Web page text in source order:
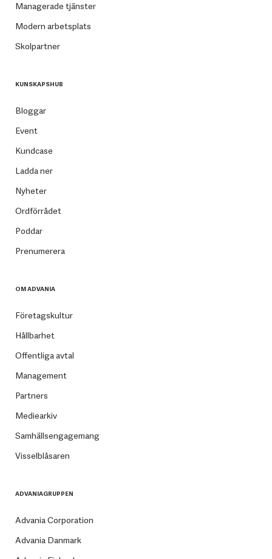
Managerade tjänster
Modern arbetsplats
Skolpartner
KUNSKAPSHUB
Bloggar
Event
Kundcase
Ladda ner
Nyheter
Ordförrådet
Poddar
Prenumerera
OM ADVANIA
Företagskultur
Hållbarhet
Offentliga avtal
Management
Partners
Mediearkiv
Samhällsengagemang
Visselblåsaren
ADVANIAGRUPPEN
Advania Corporation
Advania Danmark